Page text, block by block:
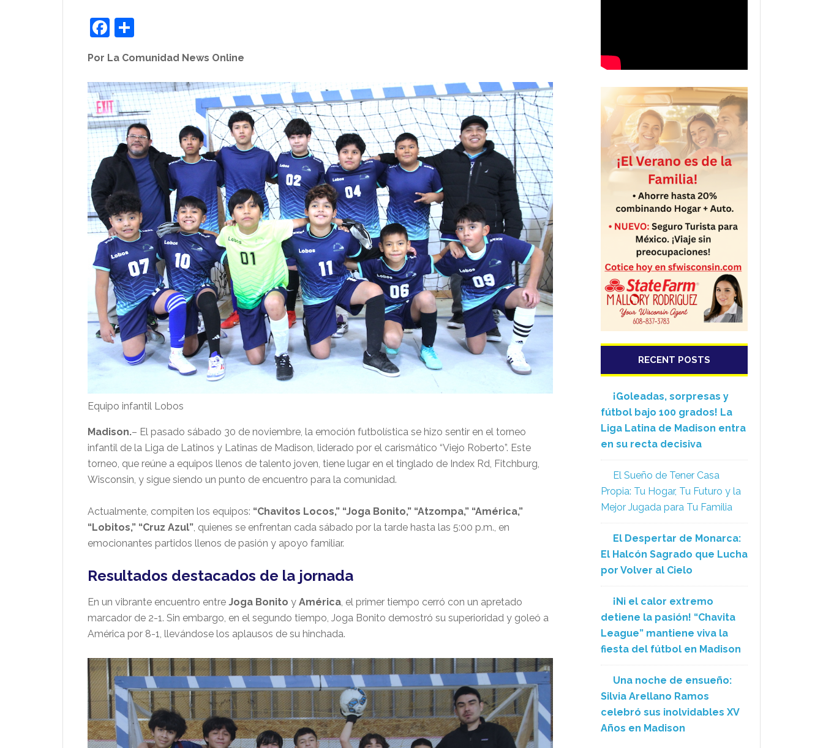
Facebook
Por La Comunidad News Online
Equipo infantil Lobos
Madison.– El pasado sábado 30 de noviembre, la emoción futbolística se hizo sentir en el torneo
infantil de la Liga de Latinos y Latinas de Madison, liderado por el carismático “Viejo Roberto”. Este
torneo, que reúne a equipos llenos de talento joven, tiene lugar en el tinglado de Index Rd, Fitchburg,
Wisconsin, y sigue siendo un punto de encuentro para la comunidad.
Actualmente, compiten los equipos: “Chavitos Locos,” “Joga Bonito,” “Atzompa,” “América,”
“Lobitos,” “Cruz Azul”, quienes se enfrentan cada sábado por la tarde hasta las 5:00 p.m., en
emocionantes partidos llenos de pasión y apoyo familiar.
Resultados destacados de la jornada
En un vibrante encuentro entre Joga Bonito y América, el primer tiempo cerró con un apretado
marcador de 2-1. Sin embargo, en el segundo tiempo, Joga Bonito demostró su superioridad y goleó a
América por 8-1, llevándose los aplausos de su hinchada.
RECENT POSTS
¡Goleadas, sorpresas y
fútbol bajo 100 grados! La
Liga Latina de Madison entra
en su recta decisiva
El Sueño de Tener Casa
Propia: Tu Hogar, Tu Futuro y la
Mejor Jugada para Tu Familia
El Despertar de Monarca:
El Halcón Sagrado que Lucha
por Volver al Cielo
¡Ni el calor extremo
detiene la pasión! “Chavita
League” mantiene viva la
fiesta del fútbol en Madison
Una noche de ensueño:
Silvia Arellano Ramos
celebró sus inolvidables XV
Años en Madison